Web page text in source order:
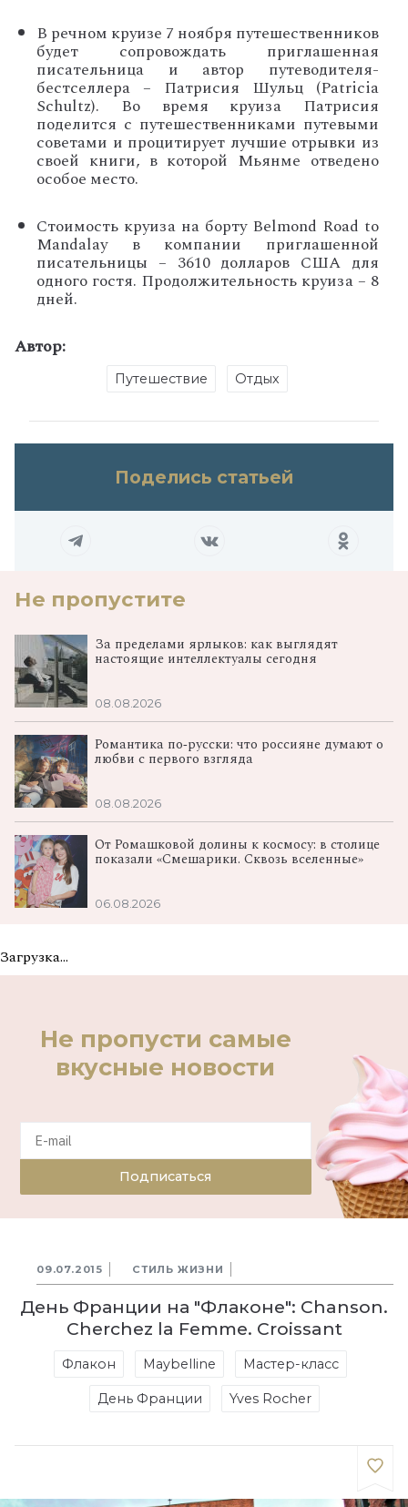
В речном круизе 7 ноября путешественников
будет сопровождать приглашенная
писательница и автор путеводителя-
бестселлера – Патрисия Шульц (Patricia
Schultz). Во время круиза Патрисия
поделится с путешественниками путевыми
советами и процитирует лучшие отрывки из
своей книги, в которой Мьянме отведено
особое место.
Стоимость круиза на борту Belmond Road to
Mandalay в компании приглашенной
писательницы – 3610 долларов США для
одного гостя. Продолжительность круиза – 8
дней.
Автор:
Путешествие Отдых
Поделись статьей
Не пропустите
За пределами ярлыков: как выглядят
настоящие интеллектуалы сегодня
08.08.2026
Романтика по‑русски: что россияне думают о
любви с первого взгляда
08.08.2026
От Ромашковой долины к космосу: в столице
показали «Смешарики. Сквозь вселенные»
06.08.2026
Загрузка...
Не пропусти самые
вкусные новости
Подписаться
09.07.2015 СТИЛЬ ЖИЗНИ
День Франции на "Флаконе": Chanson.
Cherchez la Femme. Croissant
Флакон Maybelline Мастер-класс
День Франции Yves Rocher